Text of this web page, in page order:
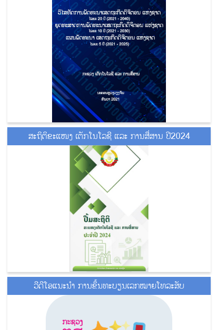
ສະຖິຕິຂະແໜງ ເຕັກໂນໂລຊີ ແລະ ການສື່ສານ ປີ2024
ວີດີໂອແນະນໍາ ການຂຶ້ນທະບຽນເລກໝາຍໂທລະສັບ